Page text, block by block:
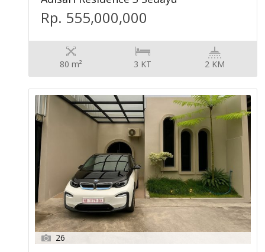
Rp. 555,000,000
80 m² 3 KT 2 KM
26